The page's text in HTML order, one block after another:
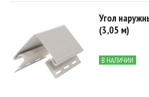
Угол
(3,05 м)
В НАЛИЧИИ